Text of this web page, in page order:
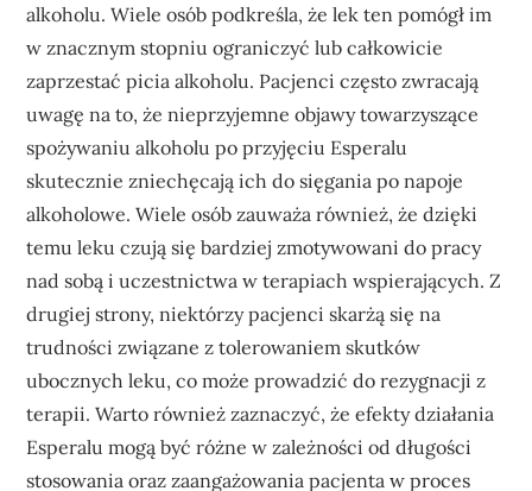
alkoholu. Wiele osób podkreśla, że lek ten pomógł im
w znacznym stopniu ograniczyć lub całkowicie
zaprzestać picia alkoholu. Pacjenci często zwracają
uwagę na to, że nieprzyjemne objawy towarzyszące
spożywaniu alkoholu po przyjęciu Esperalu
skutecznie zniechęcają ich do sięgania po napoje
alkoholowe. Wiele osób zauważa również, że dzięki
temu leku czują się bardziej zmotywowani do pracy
nad sobą i uczestnictwa w terapiach wspierających. Z
drugiej strony, niektórzy pacjenci skarżą się na
trudności związane z tolerowaniem skutków
ubocznych leku, co może prowadzić do rezygnacji z
terapii. Warto również zaznaczyć, że efekty działania
Esperalu mogą być różne w zależności od długości
stosowania oraz zaangażowania pacjenta w proces